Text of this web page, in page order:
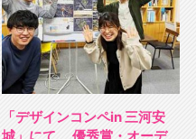
「デザインコンペin 三河安